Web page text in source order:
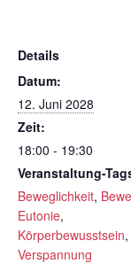
Details
Datum:
12. Juni 2028
Zeit:
18:00 - 19:30
Veranstaltung-
Beweglichkeit,
Eutonie,
Körperbewusstsein,
Verspannung